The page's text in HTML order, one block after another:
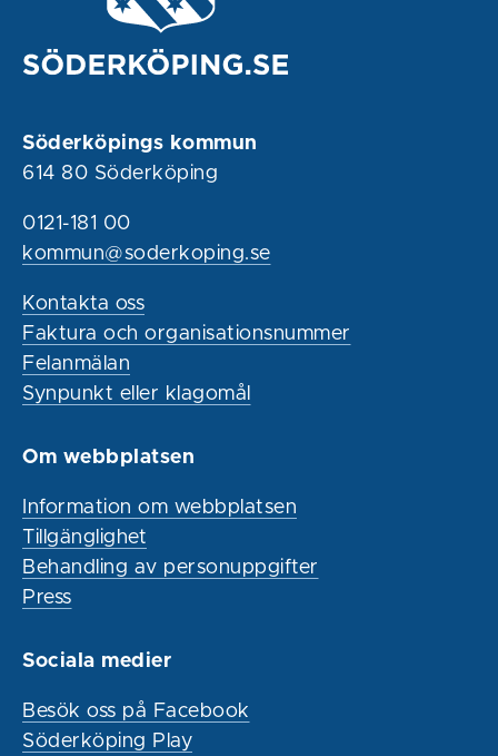
Söderköpings kommun
614 80 Söderköping
0121-181 00
kommun@soderkoping.se
Kontakta oss
Faktura och organisationsnummer
Felanmälan
Synpunkt eller klagomål
Om webbplatsen
Information om webbplatsen
Tillgänglighet
Behandling av personuppgifter
Press
Sociala medier
Besök oss på Facebook
Söderköping Play